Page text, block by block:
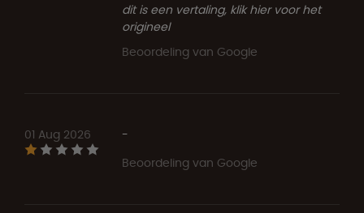
dit is een vertaling, klik hier voor het
origineel
Beoordeling van Google
01 Aug 2026
-
Beoordeling van Google